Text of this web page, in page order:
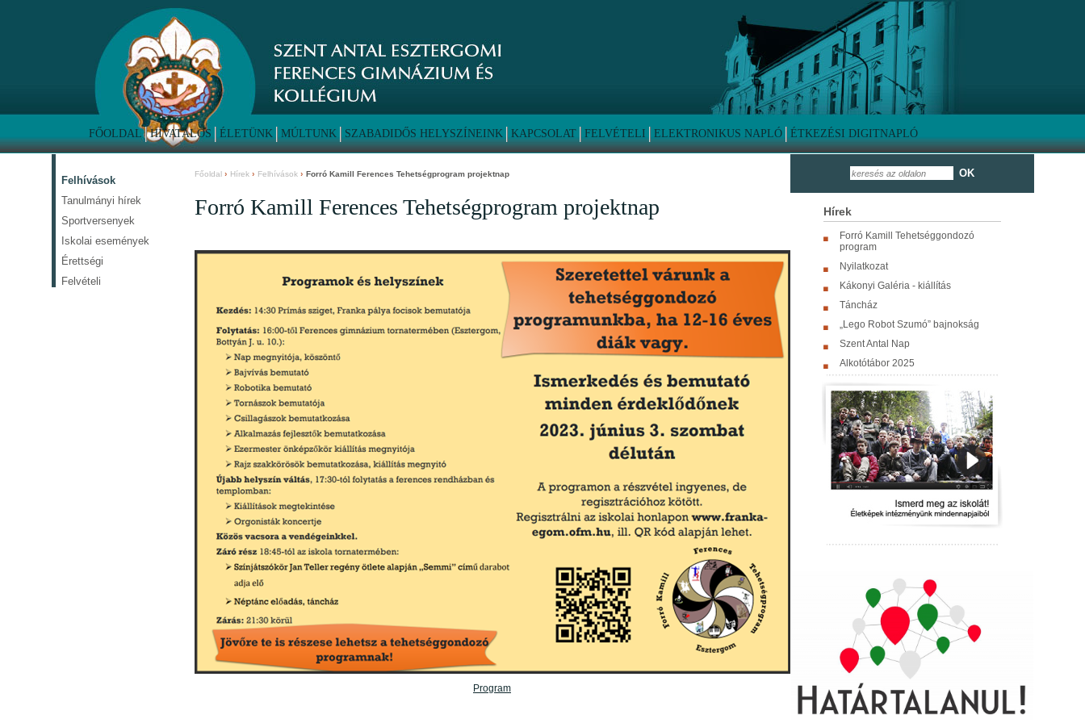
FŐOLDAL HIVATALOS ÉLETÜNK MÚLTUNK SZABADIDŐS HELYSZÍNEINK KAPCSOLAT FELVÉTELI ELEKTRONIKUS NAPLÓ ÉTKEZÉSI DIGITNAPLÓ
Felhívások
Tanulmányi hírek
Sportversenyek
Iskolai események
Érettségi
Felvételi
Főoldal Hírek Felhívások Forró Kamill Ferences Tehetségprogram projektnap
Forró Kamill Ferences Tehetségprogram projektnap
Program
OK
Hírek
Forró Kamill Tehetséggondozó
program
Nyilatkozat
Kákonyi Galéria - kiállítás
Táncház
„Lego Robot Szumó” bajnokság
Szent Antal Nap
Alkotótábor 2025